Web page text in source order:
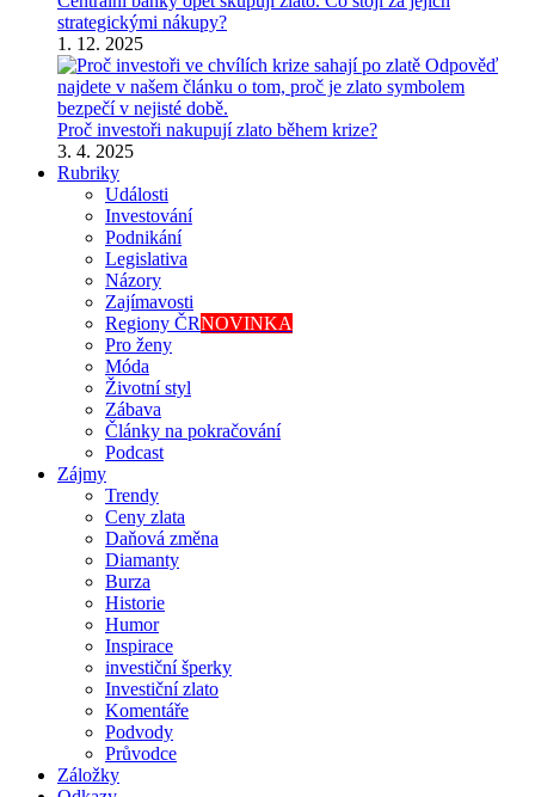
strategickými nákupy?
1. 12. 2025
Proč investoři nakupují zlato během krize?
3. 4. 2025
Rubriky
Události
Investování
Podnikání
Legislativa
Názory
Zajímavosti
Regiony ČRNOVINKA
Pro ženy
Móda
Životní styl
Zábava
Články na pokračování
Podcast
Zájmy
Trendy
Ceny zlata
Daňová změna
Diamanty
Burza
Historie
Humor
Inspirace
investiční šperky
Investiční zlato
Komentáře
Podvody
Průvodce
Záložky